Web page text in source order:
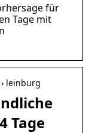
für
Tage mit
leinburg
Tage